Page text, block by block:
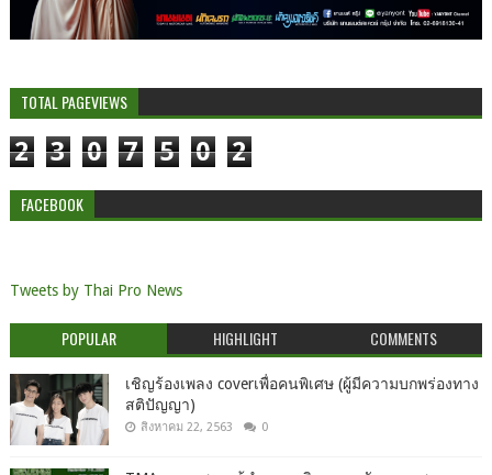
TOTAL PAGEVIEWS
2 3 0 7 5 0 2
FACEBOOK
Tweets by Thai Pro News
POPULAR HIGHLIGHT COMMENTS
เชิญร้องเพลง coverเพื่อคนพิเศษ (ผู้มีความบกพร่องทาง
สติปัญญา)
สิงหาคม 22, 2563 0